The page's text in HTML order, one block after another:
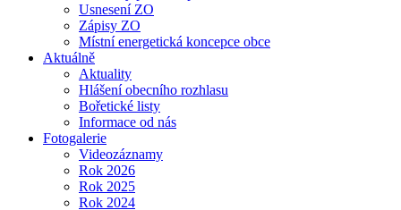
Usnesení ZO
Zápisy ZO
Místní energetická koncepce obce
Aktuálně
Aktuality
Hlášení obecního rozhlasu
Bořetické listy
Informace od nás
Fotogalerie
Videozáznamy
Rok 2026
Rok 2025
Rok 2024